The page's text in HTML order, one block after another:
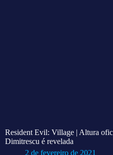
Resident Evil: Village | Altura
Dimitrescu é revelada
2 de fevereiro de 2021